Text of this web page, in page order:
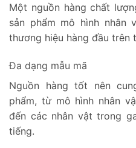
Một nguồn hàng chất
sản phẩm mô hình nhân
thương hiệu hàng đầu trên
Đa dạng mẫu mã
Nguồn hàng tốt nên
phẩm, từ mô hình nhân
đến các nhân vật trong
tiếng.